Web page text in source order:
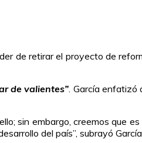
de retirar el proyecto de
de valientes” . García enfatizó
sin embargo, creemos que es
del país”, subrayó García.